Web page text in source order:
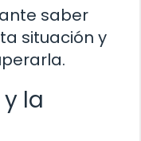
saber
situación y
la